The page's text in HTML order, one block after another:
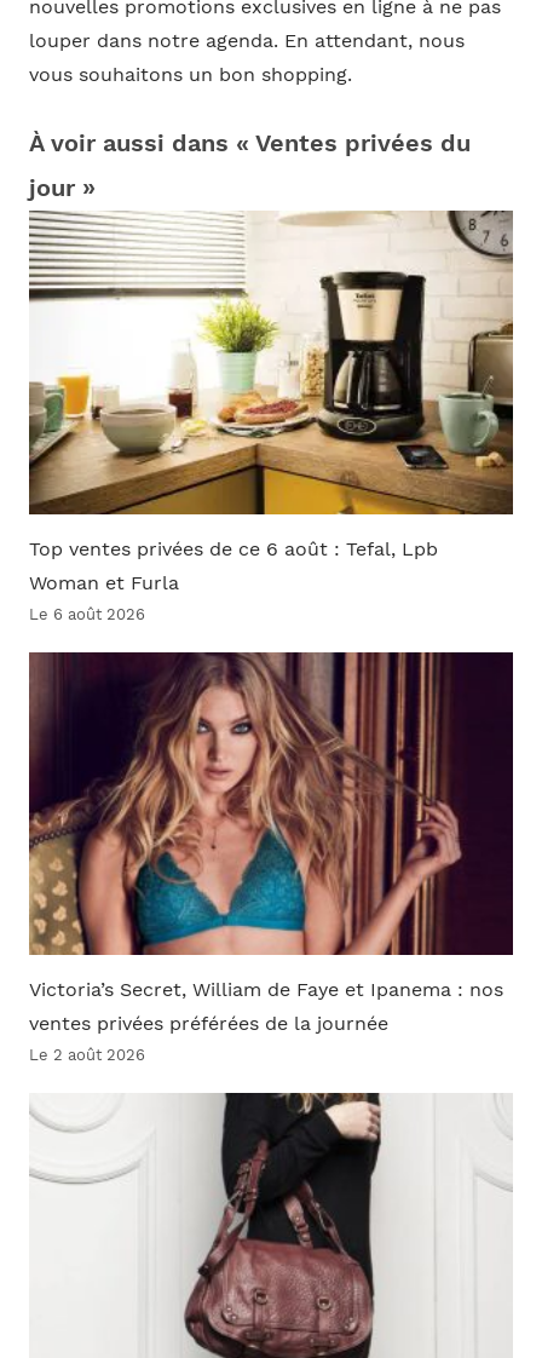
nouvelles promotions exclusives en ligne à ne pas
louper dans notre agenda. En attendant, nous
vous souhaitons un bon shopping.
À voir aussi dans « Ventes privées du
jour »
Top ventes privées de ce 6 août : Tefal, Lpb
Woman et Furla
Le 6 août 2026
Victoria’s Secret, William de Faye et Ipanema : nos
ventes privées préférées de la journée
Le 2 août 2026